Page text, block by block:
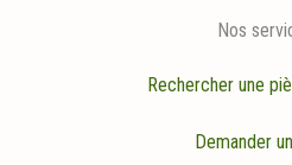
Nos
Rechercher une
Demander